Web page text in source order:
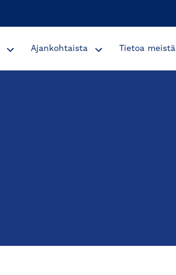
Ajankohtaista Tietoa meistä